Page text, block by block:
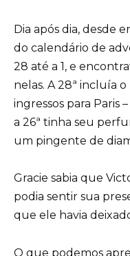
Dia após dia, desde
do calendário de
28 até a 1, e
nelas. A 28ª incluía
ingressos para Paris
a 26ª tinha seu
um pingente de
Gracie sabia que
podia sentir sua
que ele havia
O que podemos